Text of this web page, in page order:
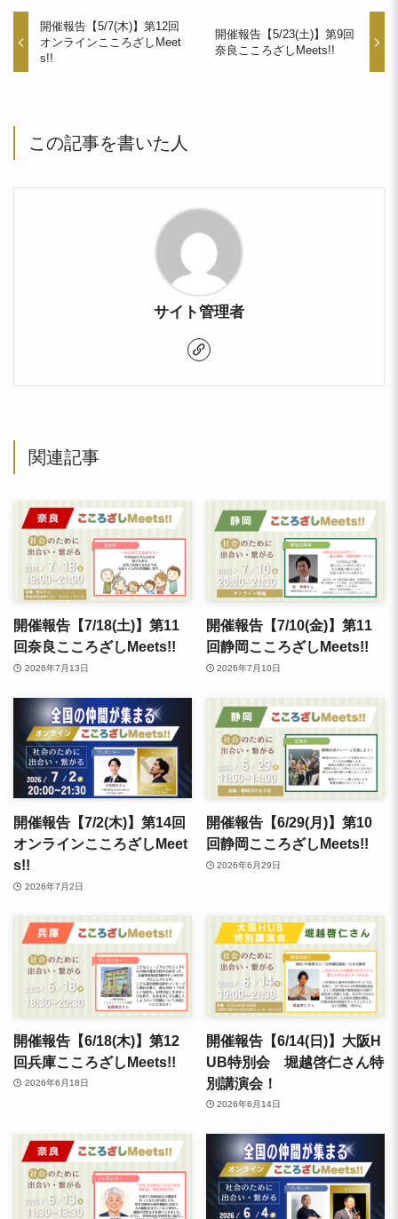
開催報告【5/7(木)】第12回
オンラインこころざしMeet
s!!
開催報告【5/23(土)】第9回
奈良こころざしMeets!!
この記事を書いた人
サイト管理者
関連記事
開催報告【7/18(土)】第11
回奈良こころざしMeets!!
2026年7月13日
開催報告【7/10(金)】第11
回静岡こころざしMeets!!
2026年7月10日
開催報告【7/2(木)】第14回
オンラインこころざしMeet
s!!
2026年7月2日
開催報告【6/29(月)】第10
回静岡こころざしMeets!!
2026年6月29日
開催報告【6/18(木)】第12
回兵庫こころざしMeets!!
2026年6月18日
開催報告【6/14(日)】大阪H
UB特別会 堀越啓仁さん特
別講演会！
2026年6月14日